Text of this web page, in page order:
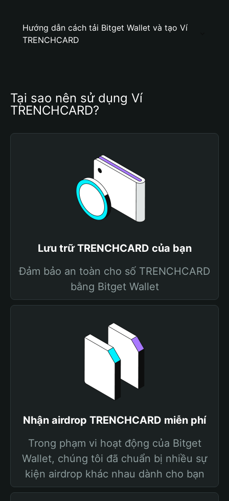
Hướng dẫn cách tải Bitget Wallet và tạo Ví
TRENCHCARD
Tại sao nên sử dụng Ví
TRENCHCARD?
Lưu trữ TRENCHCARD của bạn
Đảm bảo an toàn cho số TRENCHCARD
bằng Bitget Wallet
Nhận airdrop TRENCHCARD miễn phí
Trong phạm vi hoạt động của Bitget
Wallet, chúng tôi đã chuẩn bị nhiều sự
kiện airdrop khác nhau dành cho bạn